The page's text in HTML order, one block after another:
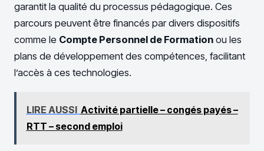
garantit la qualité du processus pédagogique. Ces
parcours peuvent être financés par divers dispositifs
comme le Compte Personnel de Formation ou les
plans de développement des compétences, facilitant
l’accès à ces technologies.
LIRE AUSSI Activité partielle – congés payés –
RTT – second emploi